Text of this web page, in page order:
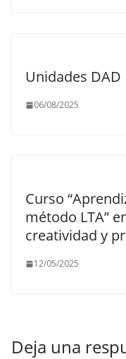
Unidades DAD
06/08/2025
Curso
método LTA”
creatividad y
12/05/2025
Deja una